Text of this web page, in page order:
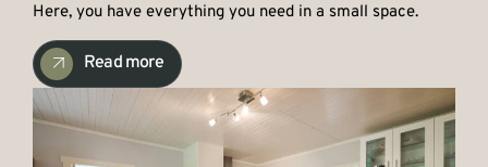
Here, you have everything you need in a small space.
Read more